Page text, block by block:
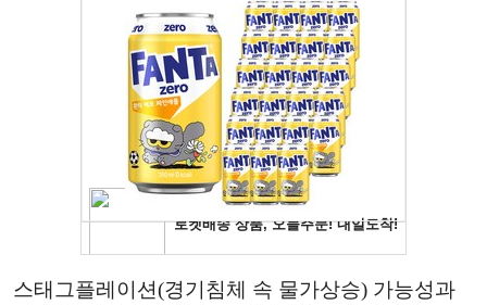
스태그플레이션(경기침체 속 물가상승) 가능성과